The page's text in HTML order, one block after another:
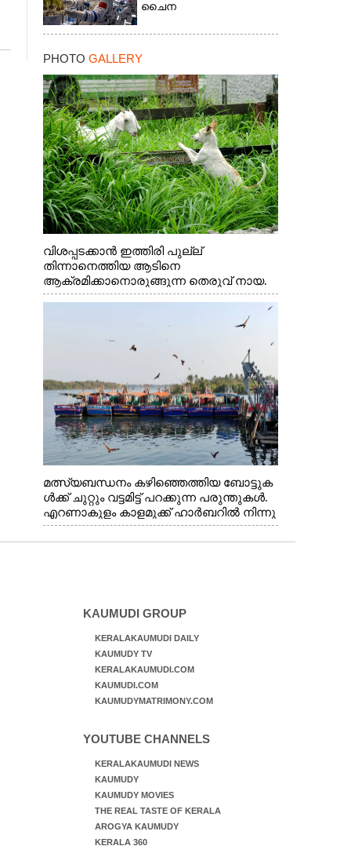
ചൈന
PHOTO GALLERY
വിശപ്പടക്കാൻ ഇത്തിരി പുല്ല്
തിന്നാനെത്തിയ ആടിനെ
ആക്രമിക്കാനൊരുങ്ങുന്ന തെരുവ് നായ.
എറണാകുളം വാത്തുരുത്തിയിൽ നിന്നുള്ള
മത്സ്യബന്ധനം കഴിഞ്ഞെത്തിയ ബോട്ടുക
ൾക്ക് ചുറ്റും വട്ടമിട്ട് പറക്കുന്ന പരുന്തുകൾ.
എറണാകുളം കാളമുക്ക് ഹാർബറിൽ നിന്നു
ള്ള കാഴ്ച
KAUMUDI GROUP
KERALAKAUMUDI DAILY
KAUMUDY TV
KERALAKAUMUDI.COM
KAUMUDI.COM
KAUMUDYMATRIMONY.COM
YOUTUBE CHANNELS
KERALAKAUMUDI NEWS
KAUMUDY
KAUMUDY MOVIES
THE REAL TASTE OF KERALA
AROGYA KAUMUDY
KERALA 360